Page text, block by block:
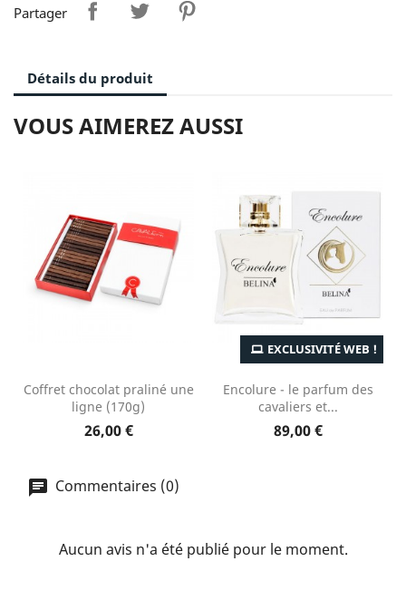
Partager
Détails du produit
VOUS AIMEREZ AUSSI
Coffret chocolat praliné une
ligne (170g)
26,00 €
Encolure - le parfum des
cavaliers et...
89,00 €
EXCLUSIVITÉ WEB !
Commentaires (0)
Aucun avis n'a été publié pour le moment.